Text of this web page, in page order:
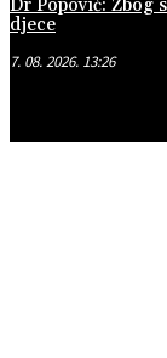
Dr Popović: Zbog
djece
7. 08. 2026. 13:26